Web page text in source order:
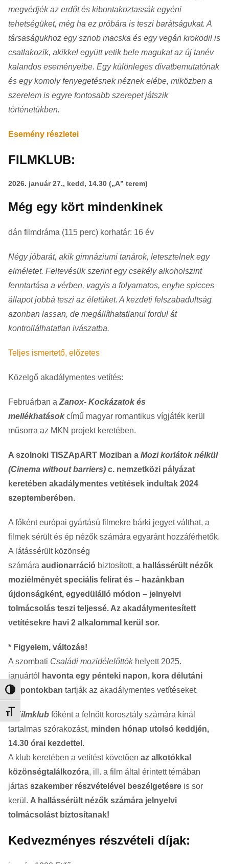
Nagy kontraszt váltása
Betűméret váltása
megvédjék az erdőt és kibontakoztassák egyéni
tehetségüket, még ha ez próbára is teszi barátságukat. A
társaságukhoz egy sznob macska és egy vegán krokodil is
csatlakozik, akikkel együtt vetik bele magukat az új tanév
kalandos eseményeibe. Egy különleges divatbemutatónak
és egy komoly fenyegetésnek néznek elébe, miközben a
szerelem is egyre fontosabb szerepet játszik
történetükben.
Esemény részletei
FILMKLUB:
2026. január 27., kedd, 14.30 („A” terem)
Még egy kört mindenkinek
dán filmdráma (115 perc) korhatár: 16 év
Négy jóbarát, akik gimnáziumi tanárok, letesztelnek egy
elméletet. Feltevésük szerint egy csekély alkoholszint
fenntartása a vérben, vagyis a folyamatos, enyhe spicces
állapot jobbá teszi az életüket. A kezdeti felszabadultság
azonban lassan, de megállíthatatlanul fordul át
kontrollálhatatlan ivászatba.
Teljes ismertető, előzetes
Közelgő akadálymentes vetítés:
Februárban a Zanox- Kockázatok és
mellékhatásokcímű magyar romantikus vígjáték kerül
műsorra az MKN projekt keretében.
A szolnoki TISZApART Moziban a Mozi korlátok nélkül
(Cinema without barriers) c. nemzetközi pályázat
keretében akadálymentes vetítések indultak 2024
szeptemberében.
A főként európai gyártású filmekre bárki jegyet válthat, a
filmek sérült és ép nézők számára egyaránt hozzáférhetők.
A látássérült közönség
számára audionarráció biztosított, a hallássérült nézők
moziélményét speciális felirat és – hazánkban
újdonságként, egyedülálló módon – jelnyelvi
tolmácsolás teszi teljessé. Az akadálymentesített
vetítésekre havi 2 alkalommal kerül sor.
* Figyelem, változás!
A szombati Családi mozidélelőttökhelyett 2025.
januártól
havonta egy pénteki napon, kora délutáni
időpontokban tartják az akadálymentes vetítéseket.
A Filmklub főként a felnőtt korosztály számára kínál
tartalmas szórakozást, minden hónap utolsó keddjén,
14.30 órai kezdettel .
A klub keretében a vetítést követően az alkotókkal
közönségtalálkozóra, ill. a film által érintett témában
jártas szakember részvételével beszélgetésre is sor
kerül. A hallássérült nézők számára jelnyelvi
tolmácsolást biztosítanak!
Kedvezményes részvételi díjak: